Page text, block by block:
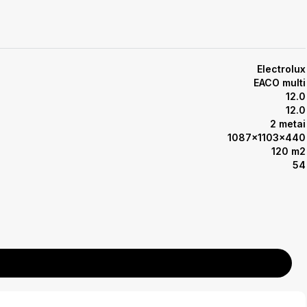
Electrolux
EACO multi
12.0
12.0
2 metai
1087x1103x440
120 m2
54